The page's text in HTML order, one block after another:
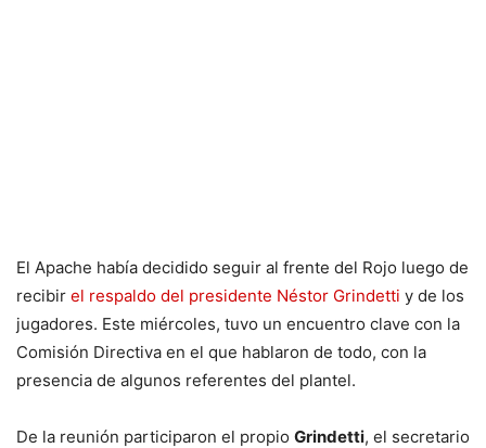
El Apache había decidido seguir al frente del Rojo luego de
recibir el respaldo del presidente Néstor Grindetti y de los
jugadores. Este miércoles, tuvo un encuentro clave con la
Comisión Directiva en el que hablaron de todo, con la
presencia de algunos referentes del plantel.
De la reunión participaron el propio Grindetti, el secretario